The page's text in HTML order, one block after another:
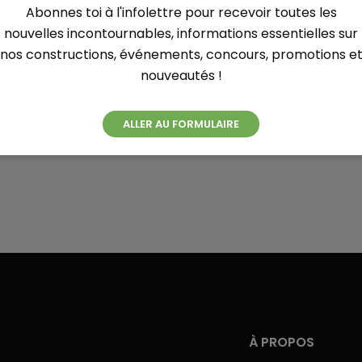
Abonnes toi à l'infolettre pour recevoir toutes les
nouvelles incontournables, informations essentielles sur
nos constructions, événements, concours, promotions et
nouveautés !
ALLER AU FORMULAIRE
À PROPOS